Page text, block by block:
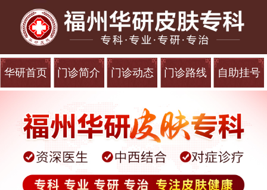
华研首页 门诊简介 门诊动态 门诊路线 自助挂号